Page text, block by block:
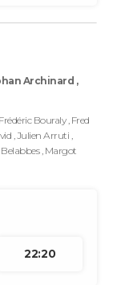
Archinard ,
Bouraly , Fred
, Julien Arruti ,
, Margot
22:20